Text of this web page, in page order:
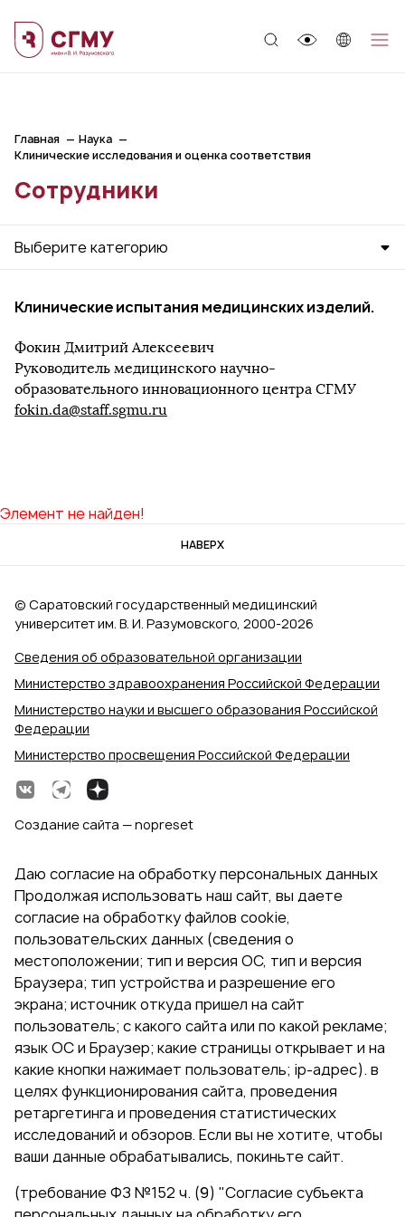
Главная
Наука
Клинические исследования и оценка соответствия
Сотрудники
Выберите категорию
Клинические испытания медицинских изделий.
Фокин Дмитрий Алексеевич
Руководитель медицинского научно-
образовательного инновационного центра СГМУ
fokin.da@staff.sgmu.ru
Элемент не найден!
НАВЕРХ
Сведения об образовательной организации
Министерство здравоохранения Российской Федерации
Министерство науки и высшего образования Российской
Федерации
Министерство просвещения Российской Федерации
© Саратовский государственный медицинский
университет им. В. И. Разумовского, 2000‑2026
Создание сайта — nopreset
Даю согласие на обработку персональных данных
Продолжая использовать наш сайт, вы даете
согласие на обработку файлов cookie,
пользовательских данных (сведения о
местоположении; тип и версия ОС, тип и версия
Браузера; тип устройства и разрешение его
экрана; источник откуда пришел на сайт
пользователь; с какого сайта или по какой рекламе;
язык ОС и Браузер; какие страницы открывает и на
какие кнопки нажимает пользователь; ip-адрес). в
целях функционирования сайта, проведения
ретаргетинга и проведения статистических
исследований и обзоров. Если вы не хотите, чтобы
ваши данные обрабатывались, покиньте сайт.
(требование ФЗ №152 ч. (9) "Согласие субъекта